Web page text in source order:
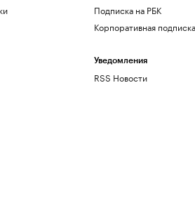
Подписка на РБК
Корпоративная подписка
Уведомления
RSS Новости